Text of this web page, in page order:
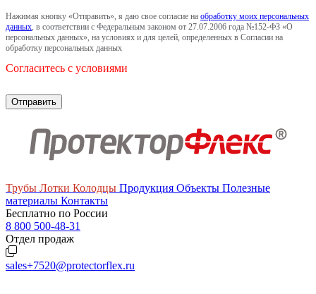
Нажимая кнопку «Отправить», я даю свое согласие на обработку моих персональных
данных, в соответствии с Федеральным законом от 27.07.2006 года №152-ФЗ «О
персональных данных», на условиях и для целей, определенных в Согласии на
обработку персональных данных
Согласитесь с условиями
Трубы Лотки Колодцы Продукция Объекты Полезные
материалы Контакты
Бесплатно по России
8 800 500-48-31
Отдел продаж
sales+7520@protectorflex.ru